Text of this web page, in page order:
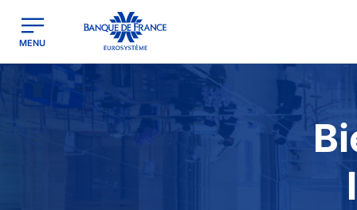
Banque de France - Menu Principal
MENU
Image